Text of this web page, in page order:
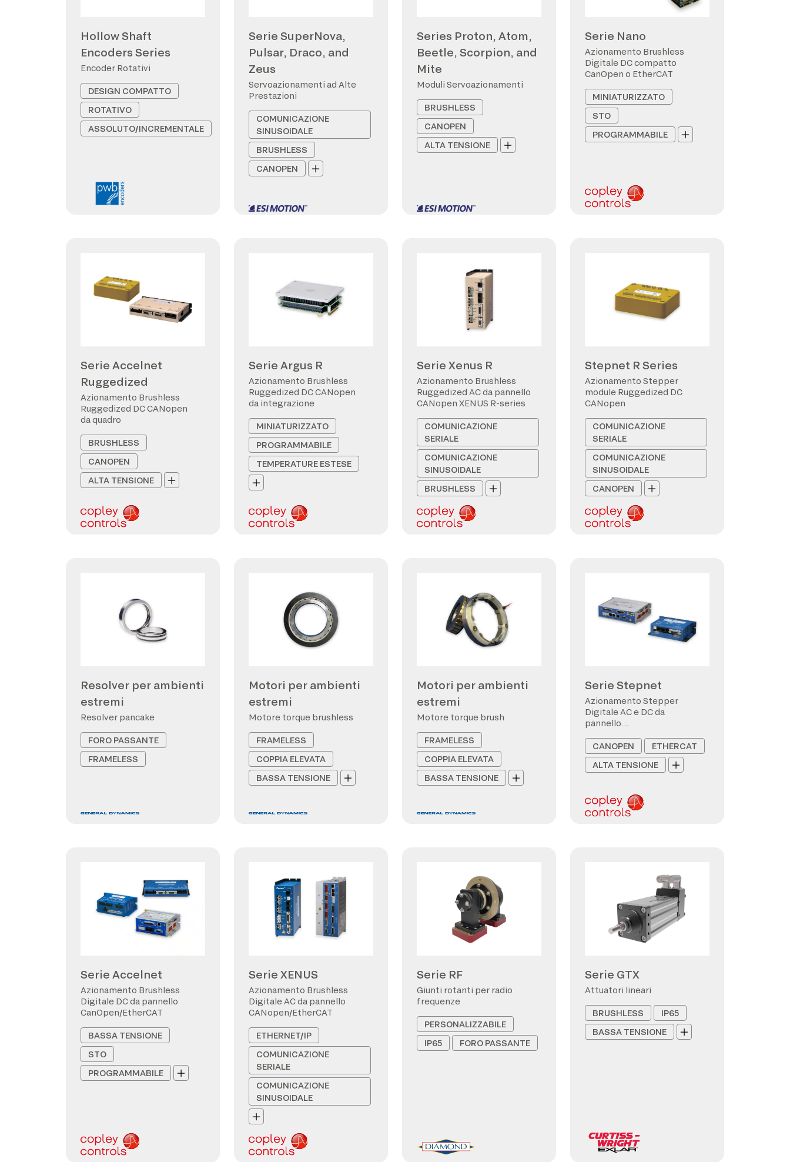
Hollow Shaft
Encoders Series
Encoder Rotativi
DESIGN COMPATTO
ROTATIVO
ASSOLUTO/INCREMENTALE
Serie SuperNova,
Pulsar, Draco, and
Zeus
Servoazionamenti ad Alte
Prestazioni
COMUNICAZIONE
SINUSOIDALE
BRUSHLESS
CANOPEN
Series Proton, Atom,
Beetle, Scorpion, and
Mite
Moduli Servoazionamenti
BRUSHLESS
CANOPEN
ALTA TENSIONE
Serie Nano
Azionamento Brushless
Digitale DC compatto
CanOpen o EtherCAT
MINIATURIZZATO
STO
PROGRAMMABILE
Serie Accelnet
Ruggedized
Azionamento Brushless
Ruggedized DC CANopen
da quadro
BRUSHLESS
CANOPEN
ALTA TENSIONE
Serie Argus R
Azionamento Brushless
Ruggedized DC CANopen
da integrazione
MINIATURIZZATO
PROGRAMMABILE
TEMPERATURE ESTESE
Serie Xenus R
Azionamento Brushless
Ruggedized AC da pannello
CANopen XENUS R-series
COMUNICAZIONE
SERIALE
COMUNICAZIONE
SINUSOIDALE
BRUSHLESS
Stepnet R Series
Azionamento Stepper
module Ruggedized DC
CANopen
COMUNICAZIONE
SERIALE
COMUNICAZIONE
SINUSOIDALE
CANOPEN
Resolver per ambienti
estremi
Resolver pancake
FORO PASSANTE
FRAMELESS
Motori per ambienti
estremi
Motore torque brushless
FRAMELESS
COPPIA ELEVATA
BASSA TENSIONE
Motori per ambienti
estremi
Motore torque brush
FRAMELESS
COPPIA ELEVATA
BASSA TENSIONE
Serie Stepnet
Azionamento Stepper
Digitale AC e DC da
pannello
CANOPEN
ETHERCAT
ALTA TENSIONE
Serie Accelnet
Azionamento Brushless
Digitale DC da pannello
CanOpen/EtherCAT
BASSA TENSIONE
STO
PROGRAMMABILE
Serie XENUS
Azionamento Brushless
Digitale AC da pannello
CANopen/EtherCAT
ETHERNET/IP
COMUNICAZIONE
SERIALE
COMUNICAZIONE
SINUSOIDALE
Serie RF
Giunti rotanti per radio
frequenze
PERSONALIZZABILE
IP65
FORO PASSANTE
Serie GTX
Attuatori lineari
BRUSHLESS
IP65
BASSA TENSIONE